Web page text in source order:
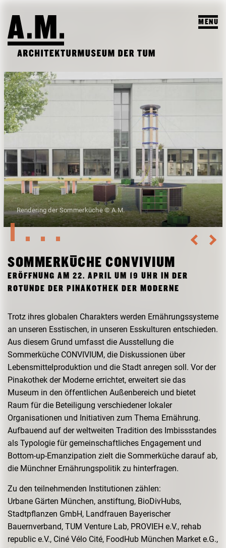
MENU
BESUCH
AUSSTELLUNGEN & PROGRAMM
VORSCHAU
ARCHIV AUSSTELLUNGEN
ARCHIV VERANSTALTUNGEN
A.M. ARCHIV & LEHRE
A.M. ARCHIV / SAMMLUNG
LEHRPROFIL
STUDENTISCHE ARBEITEN
LEHRVERANSTALTUNGEN
DAS A.M.
ÜBER UNS
PUBLIKATIONEN
TEAM
FREUNDESKREIS ARCHITEKTURMUSEUM TUM
Rendering der Sommerküche © A.M.
SOMMERKÜCHE CONVIVIUM
ERÖFFNUNG AM 22. APRIL UM 19 UHR IN DER
ROTUNDE DER PINAKOTHEK DER MODERNE
Trotz ihres globalen Charakters werden Ernährungssysteme
an unseren Esstischen, in unseren Esskulturen entschieden.
Aus diesem Grund umfasst die Ausstellung die
Sommerküche CONVIVIUM, die Diskussionen über
Lebensmittelproduktion und die Stadt anregen soll. Vor der
Pinakothek der Moderne errichtet, erweitert sie das
Museum in den öffentlichen Außenbereich und bietet
Raum für die Beteiligung verschiedener lokaler
Organisationen und Initiativen zum Thema Ernährung.
Aufbauend auf der weltweiten Tradition des Imbissstandes
als Typologie für gemeinschaftliches Engagement und
Bottom-up-Emanzipation zielt die Sommerküche darauf ab,
die Münchner Ernährungspolitik zu hinterfragen.
Zu den teilnehmenden Institutionen zählen:
Urbane Gärten München, anstiftung, BioDivHubs,
Stadtpflanzen GmbH, Landfrauen Bayerischer
Bauernverband, TUM Venture Lab, PROVIEH e.V., rehab
republic e.V., Ciné Vélo Cité, FoodHub München Market e.G.,